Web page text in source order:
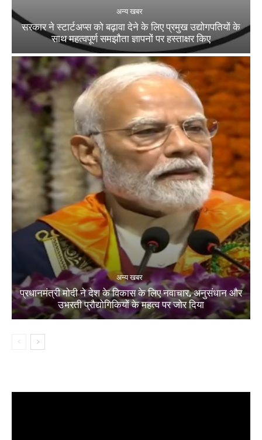
अन्य खबर
सरकार ने स्टार्टअप्‍स को बढ़ावा देने के लिए प्रमुख उद्योगपतियों के
साथ महत्‍वपूर्ण समझौता ज्ञापनों पर हस्‍ताक्षर किए
अन्य खबर
प्रधानमंत्री मोदी ने देश के विकास के लिए नवाचार, अनुसंधान और
उभरती प्रौद्योगिकियों के महत्व पर जोर दिया